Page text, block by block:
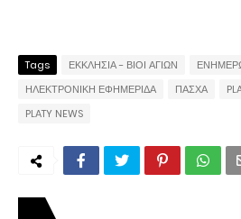
Tags ΕΚΚΛΗΣΙΑ - ΒΙΟΙ ΑΓΙΩΝ
ΗΛΕΚΤΡΟΝΙΚΗ ΕΦΗΜΕΡΙΔΑ
ΠΑΣΧΑ
PLATY NEWS